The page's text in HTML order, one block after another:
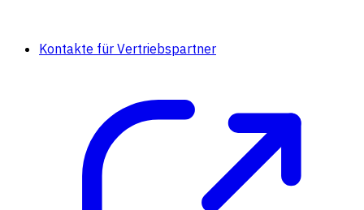
Kontakte für Vertriebspartner